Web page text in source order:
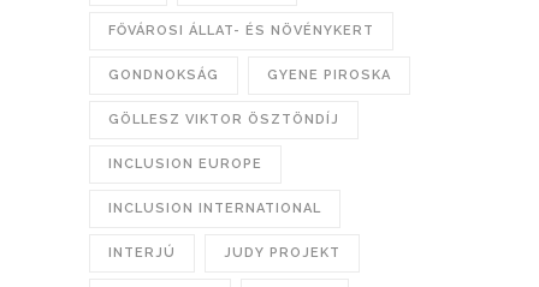
FŐVÁROSI ÁLLAT- ÉS NÖVÉNYKERT
GONDNOKSÁG GYENE PIROSKA
GÖLLESZ VIKTOR ÖSZTÖNDÍJ
INCLUSION EUROPE
INCLUSION INTERNATIONAL
INTERJÚ JUDY PROJEKT